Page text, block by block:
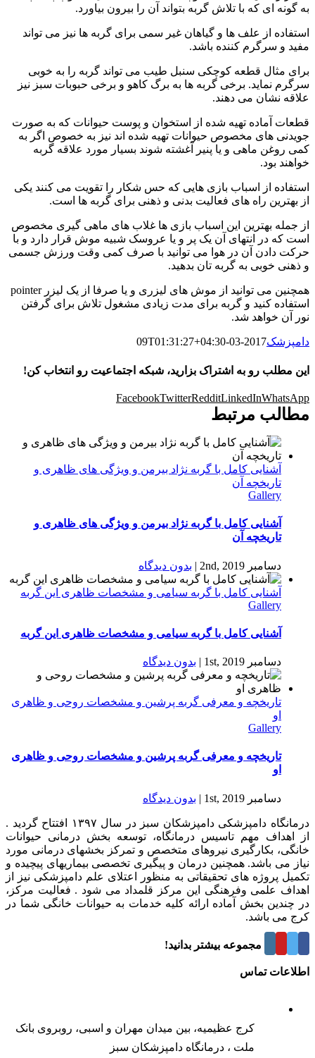
به گونه ای که با تلاش گربه بتواند آن را بیرون بیاورد.
استفاده از علف ها و گیاهان غیر سمی برای گربه ها نیز می تواند
مفید و سرگرم کننده باشد.
برای مثال قطعه کوچکی سنبل طیب می تواند گربه را به خوبی
سرگرم نماید. برخی گربه ها به برگ کاهو و برخی حبوبات سبز نیز
علاقه نشان می دهند.
قطعات آماده تهیه شده از استخوان و پوست حیوانات که به صورت
جویدنی های مخصوص حیوانات تهیه شده اند نیز به خصوص اگر به
کمی روغن ماهی و یا پنیر آغشته شوند بسیار مورد علاقه گربه
خواهند بود.
استفاده از اسباب بازی هایی که حس شکار را تقویت می کنند یکی
از بهترین راه های فعالیت بدنی و ذهنی برای گربه ها است.
از جمله بهترین این اسباب بازی ها غلاب های ماهی گیری مخصوص
است که در انتهای آن یک پر و یا عروسک شبیه موش قرار دارد و با
حرکت دادن آن در هوا می توانید با صرف کمی وقت ورزش جسمی
و ذهنی خوبی به گربه تان بدهید.
همچنین می توانید از موش های لیزری و یا صرفا از یک لیزر pointer
استفاده کنید و گربه برای مدت زیادی مشغول تلاش برای گرفتن
نور آن خواهد شد.
دامپزشک2017-03-09T01:31:27+04:30
این مطلب رو به اشتراک بزارید، شبکه اجتماعیت رو انتخاب کن!
FacebookTwitterRedditLinkedInWhatsApp
مطالب مرتبط
آشنایی کامل با گربه نژاد بیرمن و ویژگی های ظاهری و
تاریخچه آن
Gallery
آشنایی کامل با گربه نژاد بیرمن و ویژگی های ظاهری و
تاریخچه آن
دسامبر 2nd, 2019 | بدون ديدگاه
آشنایی کامل با گربه سیامی و مشخصات ظاهری این گربه
Gallery
آشنایی کامل با گربه سیامی و مشخصات ظاهری این گربه
دسامبر 1st, 2019 | بدون ديدگاه
تاریخچه و معرفی گربه پرشین و مشخصات روحی و ظاهری
او
Gallery
تاریخچه و معرفی گربه پرشین و مشخصات روحی و ظاهری
او
دسامبر 1st, 2019 | بدون ديدگاه
درمانگاه دامپزشکی دامپزشکان سبز در سال ۱۳۹۷ افتتاح گردید .
از اهداف مهم تاسیس درمانگاه، توسعه بخش درمانی حیوانات
خانگی، بکارگیری نیروهای متخصص و تمرکز بخشهای درمانی مورد
نیاز می باشد. همچنین درمان و پیگیری تخصصی بیماریهای پیچیده و
تکمیل پروژه های تحقیقاتی به منظور اعتلای علم دامپزشکی نیز از
اهداف علمی وفرهنگی این مرکز قلمداد می شود . فعالیت مرکز،
در چندین بخش آماده ارائه کلیه خدمات به حیوانات خانگی شما در
کرج می باشد.
درباره این مجموعه بیشتر بدانید!
اطلاعات تماس
کرج عظیمیه، بین میدان مهران و اسبی، روبروی بانک
ملت ، درمانگاه دامپزشکان سبز